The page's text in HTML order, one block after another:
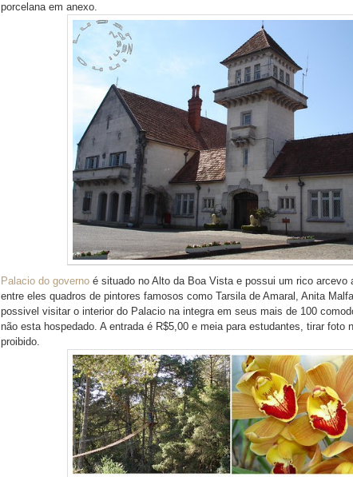
porcelana em anexo.
Palacio do governo é situado no Alto da Boa Vista e possui um rico arcevo
entre eles quadros de pintores famosos como Tarsila de Amaral, Anita
possivel visitar o interior do Palacio na integra em seus mais de 100
não esta hospedado. A entrada é R$5,00 e meia para estudantes, tirar foto
proibido.